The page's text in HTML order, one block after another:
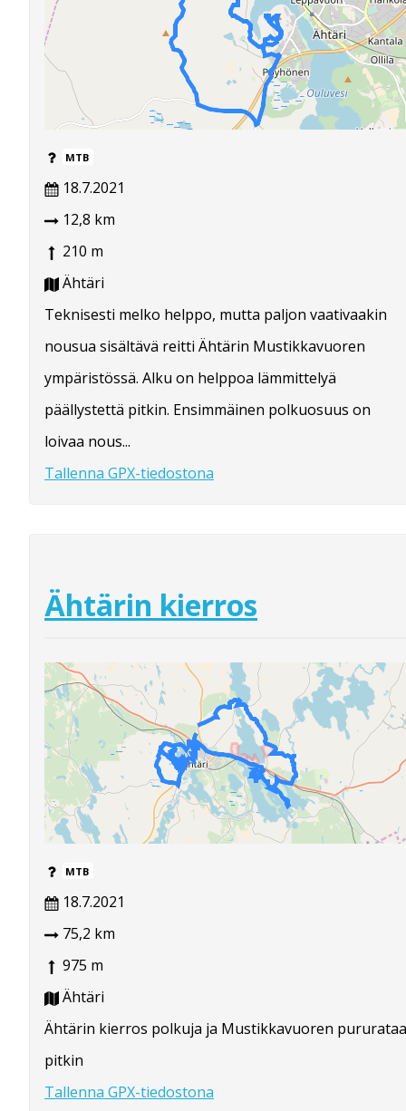
MTB
18.7.2021
12,8 km
210 m
Ähtäri
Teknisesti melko helppo, mutta paljon vaativaakin
nousua sisältävä reitti Ähtärin Mustikkavuoren
ympäristössä. Alku on helppoa lämmittelyä
päällystettä pitkin. Ensimmäinen polkuosuus on
loivaa nous...
Tallenna GPX-tiedostona
Ähtärin kierros
MTB
18.7.2021
75,2 km
975 m
Ähtäri
Ähtärin kierros polkuja ja Mustikkavuoren pururataa
pitkin
Tallenna GPX-tiedostona